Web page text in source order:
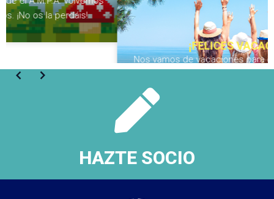
¡FELICES VACACIONES!
Nos vamos de vacaciones para descansar, disfrutar de
nuestros peques y recargar pilas para el nuevo curso.
¡Nos vemos en Septiembre, familias!